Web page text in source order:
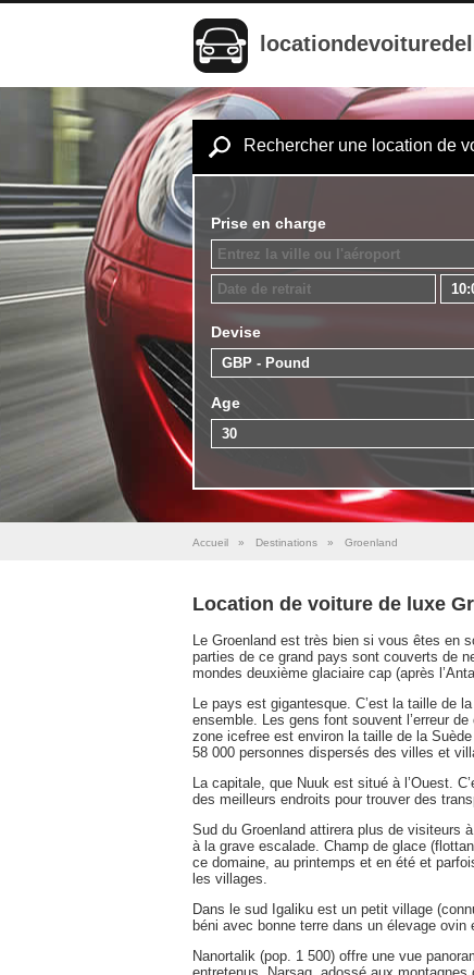
Rechercher une location de
Prise en charge
Devise
Age
Accueil » Destinations » Groenland
Location de voiture de luxe
Le Groenland est très bien si vous êtes en
parties de ce grand pays sont couverts de
mondes deuxième glaciaire cap (après
Le pays est gigantesque. C’est la taille de
ensemble. Les gens font souvent l’erreur
zone icefree est environ la taille de la
58 000 personnes dispersés des villes et
La capitale, que Nuuk est situé à l’Ouest.
des meilleurs endroits pour trouver des
Sud du Groenland attirera plus de visiteurs
à la grave escalade. Champ de glace
ce domaine, au printemps et en été et
les villages.
Dans le sud Igaliku est un petit village
béni avec bonne terre dans un élevage ovin
Nanortalik (pop. 1 500) offre une vue